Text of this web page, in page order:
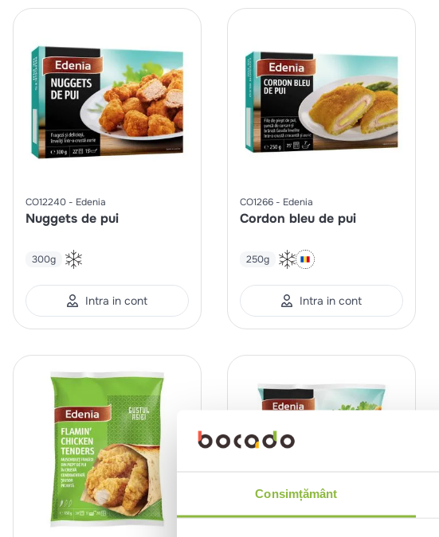
Consimțământ
CO12240 Edenia
Nuggets de pui
300g
Intra in cont
CO1266 Edenia
Cordon bleu de pui
250g
Intra in cont